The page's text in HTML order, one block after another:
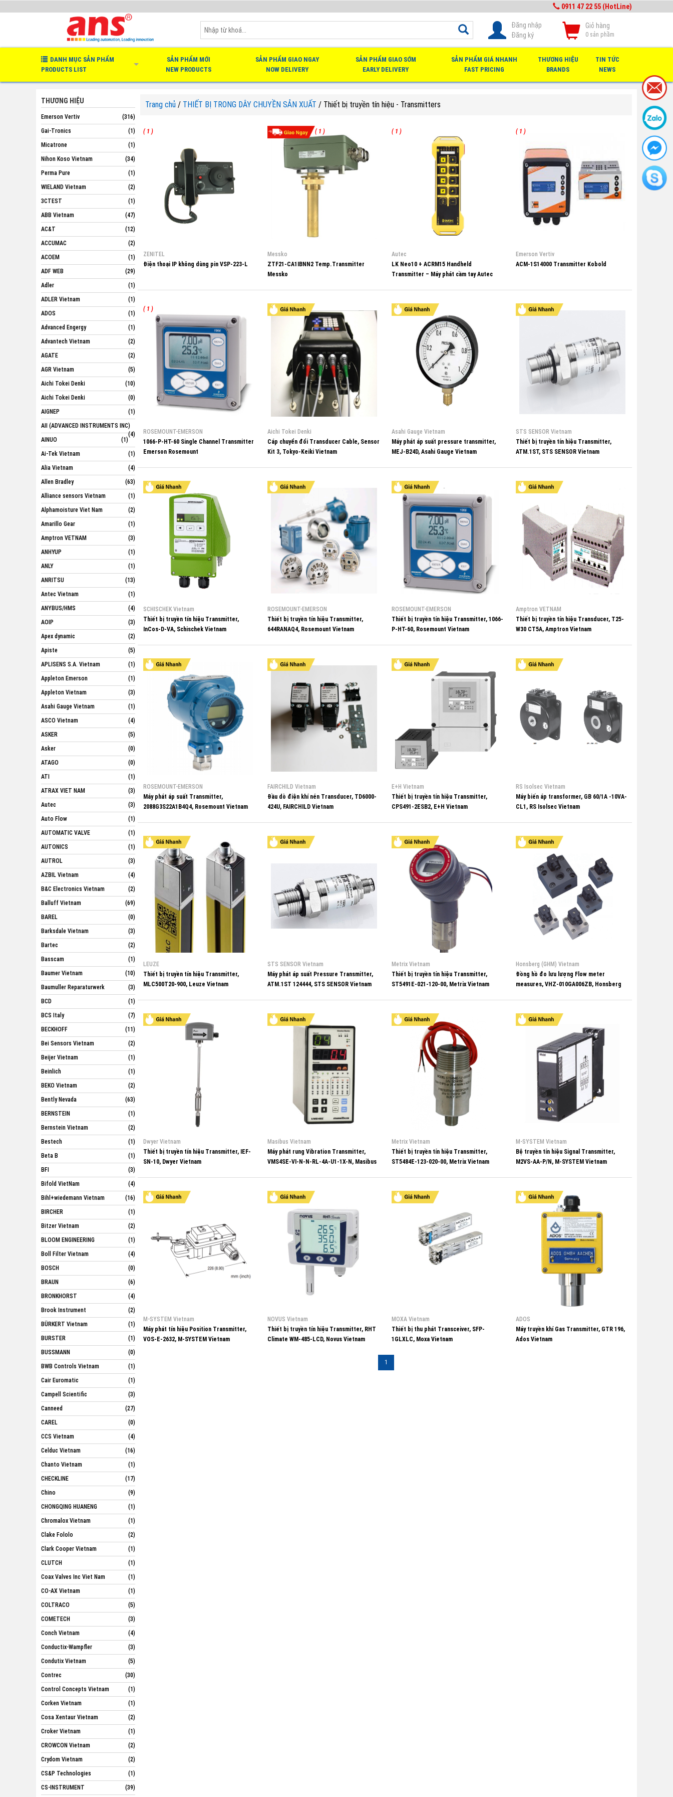
0911 47 22 55 (HotLine)
Đăng nhập
Đăng ký
Giỏ hàng
0 sản phầm
DANH MỤC SẢN PHẨM
PRODUCTS LIST
SẢN PHẨM MỚI
NEW PRODUCTS
SẢN PHẨM GIAO NGAY
NOW DELIVERY
SẢN PHẨM GIAO SỚM
EARLY DELIVERY
SẢN PHẨM GIÁ NHANH
FAST PRICING
THƯƠNG HIỆU
BRANDS
TIN TỨC
NEWS
THƯƠNG HIỆU
Emerson Vertiv
(316)
Gai-Tronics
(1)
Micatrone
(1)
Nihon Koso Vietnam
(34)
Perma Pure
(1)
WIELAND Vietnam
(2)
3CTEST
(1)
ABB Vietnam
(47)
AC&T
(12)
ACCUMAC
(2)
ACOEM
(1)
ADF WEB
(29)
Adler
(1)
ADLER Vietnam
(1)
ADOS
(1)
Advanced Engergy
(1)
Advantech Vietnam
(2)
AGATE
(2)
AGR Vietnam
(5)
Aichi Tokei Denki
(10)
Aichi Tokei Denki
(0)
AIGNEP
(1)
AII (ADVANCED INSTRUMENTS INC)
(4)
AINUO
(1)
Ai-Tek Vietnam
(1)
Alia Vietnam
(4)
Allen Bradley
(63)
Alliance sensors Vietnam
(1)
Alphamoisture Viet Nam
(2)
Amarillo Gear
(1)
Amptron VETNAM
(3)
ANHYUP
(1)
ANLY
(1)
ANRITSU
(13)
Antec Vietnam
(1)
ANYBUS/HMS
(4)
AOIP
(3)
Apex dynamic
(2)
Apiste
(5)
APLISENS S.A. Vietnam
(1)
Appleton Emerson
(1)
Appleton Vietnam
(3)
Asahi Gauge Vietnam
(1)
ASCO Vietnam
(4)
ASKER
(5)
Asker
(0)
ATAGO
(0)
ATI
(1)
ATRAX VIET NAM
(3)
Autec
(3)
Auto Flow
(1)
AUTOMATIC VALVE
(1)
AUTONICS
(1)
AUTROL
(3)
AZBIL Vietnam
(4)
B&C Electronics Vietnam
(2)
Balluff Vietnam
(69)
BAREL
(0)
Barksdale Vietnam
(3)
Bartec
(2)
Basscam
(1)
Baumer Vietnam
(10)
Baumuller Reparaturwerk
(3)
BCD
(1)
BCS Italy
(7)
BECKHOFF
(11)
Bei Sensors Vietnam
(2)
Beijer Vietnam
(1)
Beinlich
(1)
BEKO Vietnam
(2)
Bently Nevada
(63)
BERNSTEIN
(1)
Bernstein Vietnam
(2)
Bestech
(1)
Beta B
(1)
BFI
(3)
Bifold VietNam
(4)
Bihl+wiedemann Vietnam
(16)
BIRCHER
(1)
Bitzer Vietnam
(2)
BLOOM ENGINEERING
(1)
Boll Filter Vietnam
(4)
BOSCH
(0)
BRAUN
(6)
BRONKHORST
(4)
Brook Instrument
(2)
BÜRKERT Vietnam
(1)
BURSTER
(1)
BUSSMANN
(0)
BWB Controls Vietnam
(1)
Cair Euromatic
(1)
Campell Scientific
(3)
Canneed
(27)
CAREL
(0)
CCS Vietnam
(4)
Celduc Vietnam
(16)
Chanto Vietnam
(1)
CHECKLINE
(17)
Chino
(9)
CHONGQING HUANENG
(1)
Chromalox Vietnam
(1)
Clake Fololo
(2)
Clark Cooper Vietnam
(1)
CLUTCH
(1)
Coax Valves Inc Viet Nam
(1)
CO-AX Vietnam
(1)
COLTRACO
(5)
COMETECH
(3)
Conch Vietnam
(4)
Conductix-Wampfler
(3)
Condutix Vietnam
(5)
Contrec
(30)
Control Concepts Vietnam
(1)
Corken Vietnam
(1)
Cosa Xentaur Vietnam
(2)
Croker Vietnam
(1)
CROWCON Vietnam
(2)
Crydom Vietnam
(2)
CS&P Technologies
(1)
CS-INSTRUMENT
(39)
Trang chủ / THIẾT BỊ TRONG DÂY CHUYỀN SẢN XUẤT / Thiết bị truyền tín hiệu - Transmitters
( 1 )
ZENITEL
Điện thoại IP không dùng pin VSP-223-L
( 1 )
Messko
ZTF21-CA1IBNN2 Temp.Transmitter
Messko
( 1 )
Autec
LK Neo10 + ACRM15 Handheld
Transmitter – Máy phát cầm tay Autec
( 1 )
Emerson Vertiv
ACM-1S14000 Transmitter Kobold
( 1 )
ROSEMOUNT-EMERSON
1066-P-HT-60 Single Channel Transmitter
Emerson Rosemount
Aichi Tokei Denki
Cáp chuyển đổi Transducer Cable, Sensor
Kit 3, Tokyo-Keiki Vietnam
Asahi Gauge Vietnam
Máy phát áp suất pressure transmitter,
MEJ-B24D, Asahi Gauge Vietnam
STS SENSOR Vietnam
Thiết bị truyền tín hiệu Transmitter,
ATM.1ST, STS SENSOR Vietnam
SCHISCHEK Vietnam
Thiết bị truyền tín hiệu Transmitter,
InCos-D-VA, Schischek Vietnam
ROSEMOUNT-EMERSON
Thiết bị truyền tín hiệu Transmitter,
644RANAQ4, Rosemount Vietnam
ROSEMOUNT-EMERSON
Thiết bị truyền tín hiệu Transmitter, 1066-
P-HT-60, Rosemount Vietnam
Amptron VETNAM
Thiết bị truyền tín hiệu Transducer, T25-
W30 CT5A, Amptron Vietnam
ROSEMOUNT-EMERSON
Máy phát áp suất Transmitter,
2088G3S22A1B4Q4, Rosemount Vietnam
FAIRCHILD Vietnam
Đầu dò điện khí nén Transducer, TD6000-
424U, FAIRCHILD Vietnam
E+H Vietnam
Thiết bị truyền tín hiệu Transmitter,
CPS491-2ESB2, E+H Vietnam
RS Isolsec Vietnam
Máy biến áp transformer, GB 60/1A -10VA-
CL1, RS Isolsec Vietnam
LEUZE
Thiết bị truyền tín hiệu Transmitter,
MLC500T20-900, Leuze Vietnam
STS SENSOR Vietnam
Máy phát áp suất Pressure Transmitter,
ATM.1ST 124444, STS SENSOR Vietnam
Metrix Vietnam
Thiết bị truyền tín hiệu Transmitter,
ST5491E-021-120-00, Metrix Vietnam
Honsberg (GHM) Vietnam
Đồng hồ đo lưu lượng Flow meter
measures, VHZ-010GA006ZB, Honsberg
Dwyer Vietnam
Thiết bị truyền tín hiệu Transmitter, IEF-
SN-10, Dwyer Vietnam
Masibus Vietnam
Máy phát rung Vibration Transmitter,
VMS4SE-VI-N-N-RL-4A-U1-1X-N, Masibus
Metrix Vietnam
Thiết bị truyền tín hiệu Transmitter,
ST5484E-123-020-00, Metrix Vietnam
M-SYSTEM Vietnam
Bộ truyền tín hiệu Signal Transmitter,
M2VS-AA-P/N, M-SYSTEM Vietnam
M-SYSTEM Vietnam
Máy phát tín hiệu Position Transmitter,
VOS-E-2632, M-SYSTEM Vietnam
NOVUS Vietnam
Thiết bị truyền tín hiệu Transmitter, RHT
Climate WM-485-LCD, Novus Vietnam
MOXA Vietnam
Thiết bị thu phát Transceiver, SFP-
1GLXLC, Moxa Vietnam
ADOS
Máy truyền khí Gas Transmitter, GTR 196,
Ados Vietnam
1